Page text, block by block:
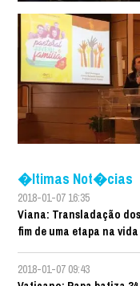
�ltimas Not�cias
2018-01-07 16:35
Viana: Transladação
fim de uma etapa na
2018-01-07 09:43